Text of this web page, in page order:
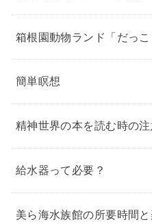
箱根園動物ランド「だっこ
簡単瞑想
精神世界の本を読む時の注
給水器って必要？
美ら海水族館の所要時間